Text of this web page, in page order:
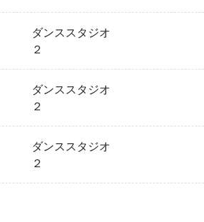
ダンススタジオ
２
ダンススタジオ
２
ダンススタジオ
２